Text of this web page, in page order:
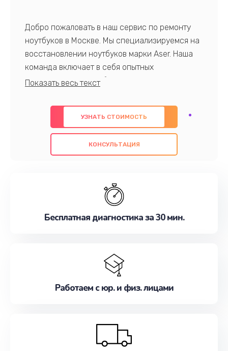
Добро пожаловать в наш сервис по ремонту
ноутбуков в Москве. Мы специализируемся на
восстановлении ноутбуков марки Aser. Наша
команда включает в себя опытных
профессионалов с обширными знаниями и
предлагаем быстрый и качественный ремонт с
использованием оригинальных компонентов, а
также гарантируем качество всех
проведенных работ. Наша цель - предоставить
наилучшим образом. Не медлите записаться на
УЗНАТЬ СТОИМОСТЬ
КОНСУЛЬТАЦИЯ
Бесплатная диагностика за 30 мин.
Работаем с юр. и физ. лицами